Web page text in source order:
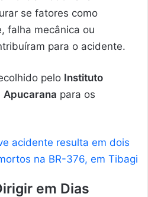
se fatores como
falha mecânica ou
para o acidente.
pelo Instituto
Apucarana para os
acidente resulta em dois
na BR-376, em Tibagi
em Dias